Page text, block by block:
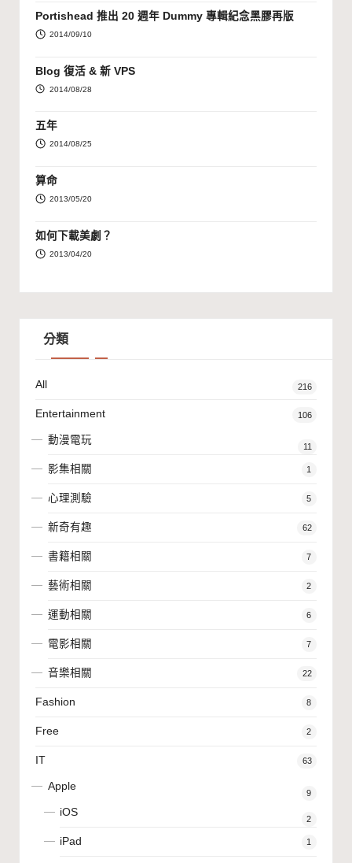
Portishead 推出 20 週年 Dummy 專輯紀念黑膠再版
2014/09/10
Blog 復活 & 新 VPS
2014/08/28
五年
2014/08/25
算命
2013/05/20
如何下載美劇？
2013/04/20
分類
All 216
Entertainment 106
動漫電玩
11
影集相關 1
心理測驗 5
新奇有趣 62
書籍相關 7
藝術相關 2
運動相關 6
電影相關 7
音樂相關 22
Fashion 8
Free 2
IT 63
Apple
9
iOS
2
iPad 1